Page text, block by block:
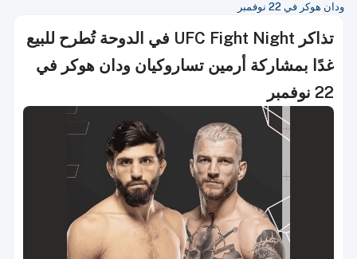
ودان هوكر في 22 نوفمبر
تذاكر UFC Fight Night في الدوحة تُطرح للبيع
غدًا بمشاركة أرمين تساروكيان ودان هوكر في
22 نوفمبر